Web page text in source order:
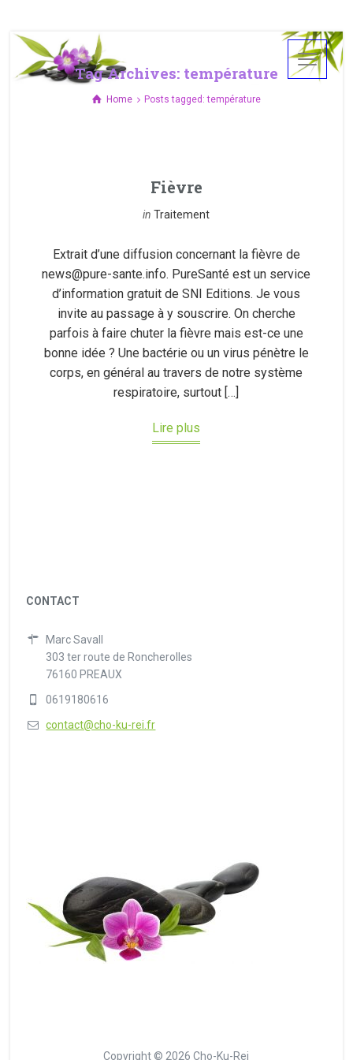
Tag Archives: température
Home Posts tagged: température
Fièvre
inTraitement
Extrait d’une diffusion concernant la fièvre de
news@pure-sante.info. PureSanté est un service
d’information gratuit de SNI Editions. Je vous
invite au passage à y souscrire. On cherche
parfois à faire chuter la fièvre mais est-ce une
bonne idée ? Une bactérie ou un virus pénètre le
corps, en général au travers de notre système
respiratoire, surtout […]
Lire plus
CONTACT
Marc Savall
303 ter route de Roncherolles
76160 PREAUX
0619180616
contact@cho-ku-rei.fr
Copyright © 2026 Cho-Ku-Rei